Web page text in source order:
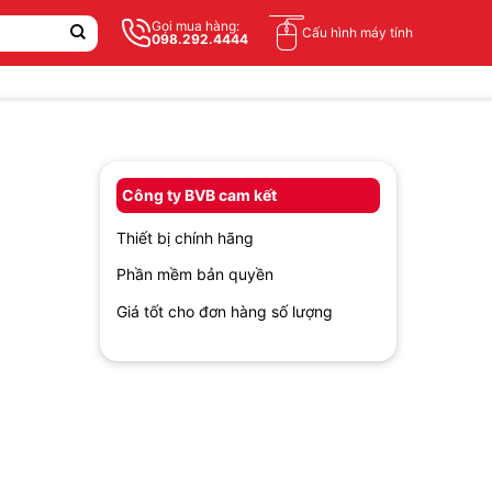
Gọi mua hàng:
098.292.4444
Cấu hình máy tính
Công ty BVB cam kết
Thiết bị chính hãng
Phần mềm bản quyền
Giá tốt cho đơn hàng số lượng